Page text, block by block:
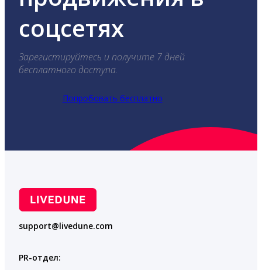
соцсетях
Зарегистируйтесь и получите 7 дней
бесплатного доступа.
Попробовать бесплатно
support@livedune.com
PR-отдел: